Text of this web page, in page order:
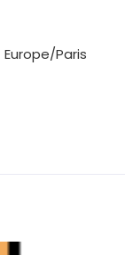
Europe/Paris